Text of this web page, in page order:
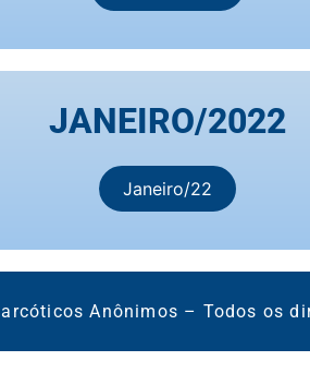
JANEIRO/2022
Janeiro/22
Anônimos – Todos os